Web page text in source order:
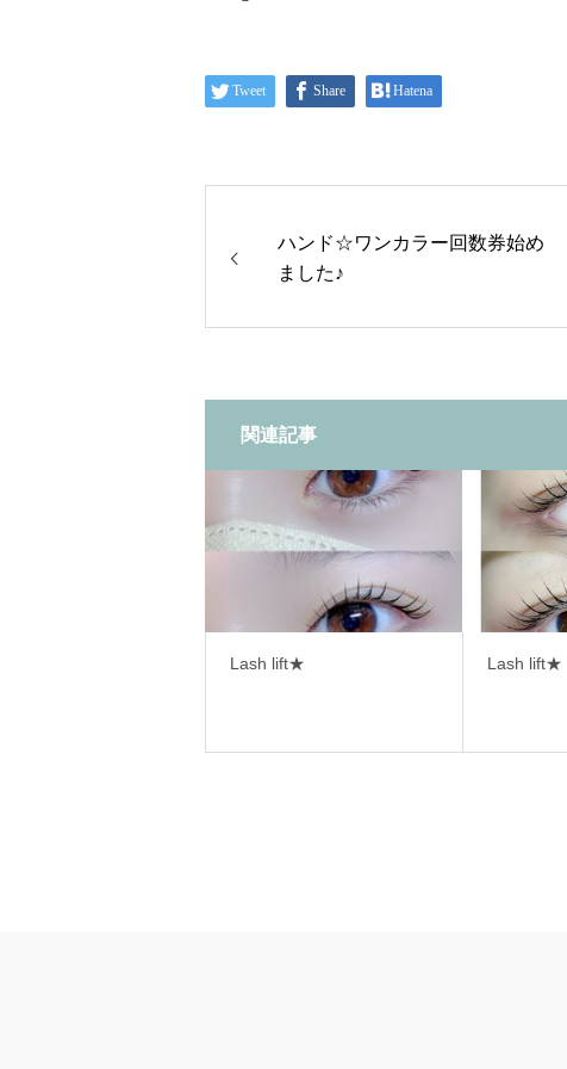
Tweet Share Hatena
ハンド☆ワンカラー回数券始め
ました♪
関連記事
Lash lift★ Lash lift★